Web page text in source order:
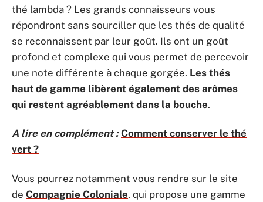
thé lambda ? Les grands connaisseurs vous
répondront sans sourciller que les thés de qualité
se reconnaissent par leur goût. Ils ont un goût
profond et complexe qui vous permet de percevoir
une note différente à chaque gorgée. Les thés
haut de gamme libèrent également des arômes
qui restent agréablement dans la bouche.
A lire en complément : Comment conserver le thé
vert ?
Vous pourrez notamment vous rendre sur le site
de Compagnie Coloniale, qui propose une gamme